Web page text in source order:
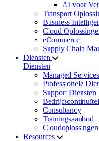
AI voor
Transport
Business
Cloud
eCommerce
Supply Chain
Diensten
Diensten
Managed Services
Professionele
Support Diensten
Consultancy
Trainingsaanbod
Cloudoplossingen
Resources